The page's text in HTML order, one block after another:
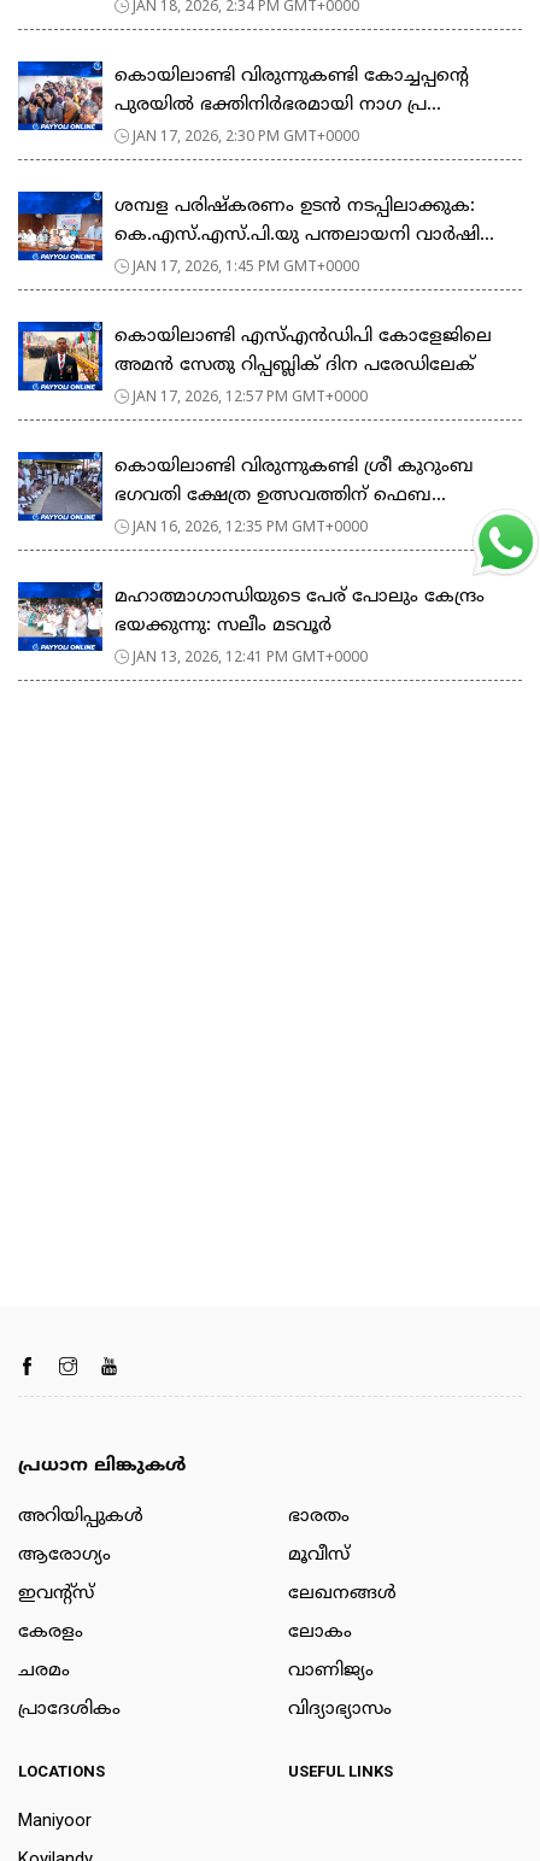
JAN 18, 2026, 2:34 PM GMT+0000
കൊയിലാണ്ടി വിരുന്നുകണ്ടി കോച്ചപ്പൻ്റെ
പുരയിൽ ഭക്തിനിർഭരമായി നാഗ പ്ര...
JAN 17, 2026, 2:30 PM GMT+0000
ശമ്പള പരിഷ്കരണം ഉടൻ നടപ്പിലാക്കുക:
കെ.എസ്.എസ്.പി.യു പന്തലായനി വാർഷി...
JAN 17, 2026, 1:45 PM GMT+0000
കൊയിലാണ്ടി എസ്എൻഡിപി കോളേജിലെ
അമൻ സേതു റിപ്പബ്ലിക് ദിന പരേഡിലേക്
JAN 17, 2026, 12:57 PM GMT+0000
കൊയിലാണ്ടി വിരുന്നുകണ്ടി ശ്രീ കുറുംബ
ഭഗവതി ക്ഷേത്ര ഉത്സവത്തിന് ഫെബ...
JAN 16, 2026, 12:35 PM GMT+0000
മഹാത്മാഗാന്ധിയുടെ പേര് പോലും കേന്ദ്രം
ഭയക്കുന്നു: സലീം മടവൂർ
JAN 13, 2026, 12:41 PM GMT+0000
പ്രധാന ലിങ്കുകൾ
അറിയിപ്പുകള്‍
ആരോഗ്യം
ഇവന്റ്സ്
കേരളം
ചരമം
പ്രാദേശികം
ഭാരതം
മൂവീസ്
ലേഖനങ്ങള്‍
ലോകം
വാണിജ്യം
വിദ്യാഭ്യാസം
LOCATIONS
Maniyoor
USEFUL LINKS